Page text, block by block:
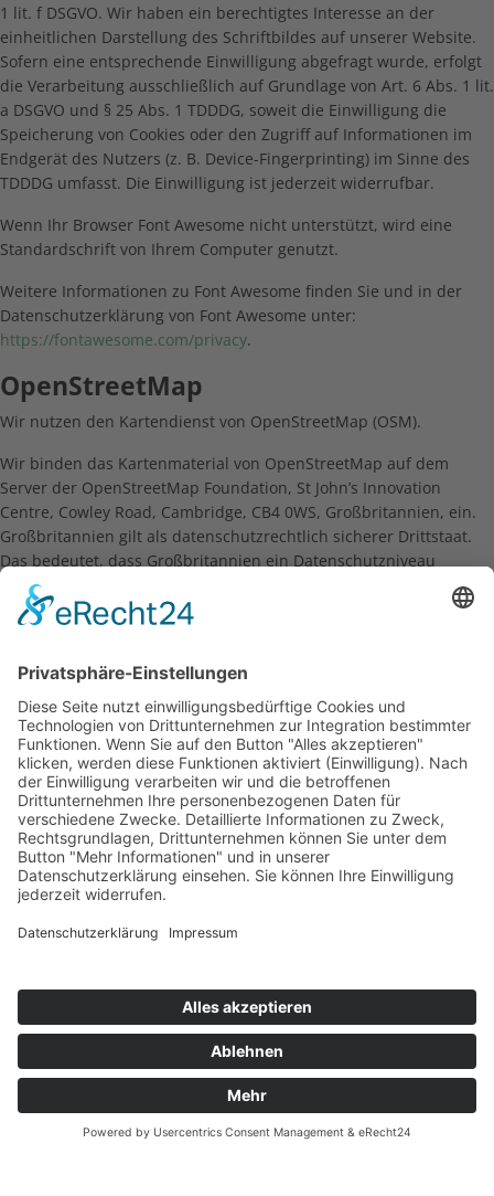
1 lit. f DSGVO. Wir haben ein berechtigtes Interesse an der
einheitlichen Darstellung des Schriftbildes auf unserer Website.
Sofern eine entsprechende Einwilligung abgefragt wurde, erfolgt
die Verarbeitung ausschließlich auf Grundlage von Art. 6 Abs. 1 lit.
a DSGVO und § 25 Abs. 1 TDDDG, soweit die Einwilligung die
Speicherung von Cookies oder den Zugriff auf Informationen im
Endgerät des Nutzers (z. B. Device-Fingerprinting) im Sinne des
TDDDG umfasst. Die Einwilligung ist jederzeit widerrufbar.
Wenn Ihr Browser Font Awesome nicht unterstützt, wird eine
Standardschrift von Ihrem Computer genutzt.
Weitere Informationen zu Font Awesome finden Sie und in der
Datenschutzerklärung von Font Awesome unter:
https://fontawesome.com/privacy.
OpenStreetMap
Wir nutzen den Kartendienst von OpenStreetMap (OSM).
Wir binden das Kartenmaterial von OpenStreetMap auf dem
Server der OpenStreetMap Foundation, St John’s Innovation
Centre, Cowley Road, Cambridge, CB4 0WS, Großbritannien, ein.
Großbritannien gilt als datenschutzrechtlich sicherer Drittstaat.
Das bedeutet, dass Großbritannien ein Datenschutzniveau
aufweist, das dem Datenschutzniveau in der Europäischen Union
entspricht. Bei der Nutzung der OpenStreetMap-Karten wird eine
Informationen über Ihr Verhalten auf dieser Website an die OSMF
weitergeleitet werden. OpenStreetMap speichert hierzu unter
Umständen Cookies in Ihrem Browser oder setzt vergleichbare
Wiedererkennungstechnologien ein.
Die Nutzung von OpenStreetMap erfolgt im Interesse einer
ansprechenden Darstellung unserer Online-Angebote und einer
leichten Auffindbarkeit der von uns auf der Website angegebenen
Orte. Dies stellt ein berechtigtes Interesse im Sinne von Art. 6 Abs.
1 lit. f DSGVO dar. Sofern eine entsprechende Einwilligung
Grundlage von Art. 6 Abs. 1 lit. a DSGVO und § 25 Abs. 1 TDDDG,
Zugriff auf Informationen im Endgerät des Nutzers (z. B. Device-
Fingerprinting) im Sinne des TDDDG umfasst. Die Einwilligung ist
jederzeit widerrufbar.
©2026 Your Company. All Rights Reserved. Designed By8ITS